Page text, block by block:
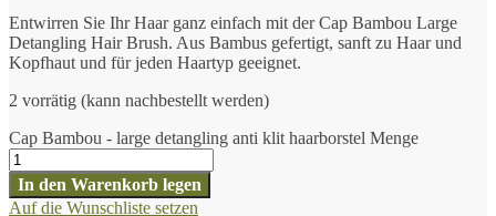
Entwirren Sie Ihr Haar ganz einfach mit der Cap Bambou Large
Detangling Hair Brush. Aus Bambus gefertigt, sanft zu Haar und
Kopfhaut und für jeden Haartyp geeignet.
2 vorrätig (kann nachbestellt werden)
Cap Bambou - large detangling anti klit haarborstel Menge
In den Warenkorb legen
Auf die Wunschliste setzen